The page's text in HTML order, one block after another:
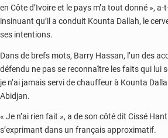
en Côte d’Ivoire et le pays m’a tout donné »,
insinuant qu’il a conduit Kounta Dallah, le
ses intentions.
Dans de brefs mots, Barry Hassan, l’un des
défendu ne pas se reconnaître les faits qui lui
je n’ai jamais servi de chauffeur à Kounta
Abidjan.
« Je n’ai rien fait », a de son côté dit Cissé
s’exprimant dans un français approximatif.